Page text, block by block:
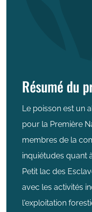
Résumé du
Le poisson est un
pour la Première
membres de la
inquiétudes quant
Petit lac des
avec les activités
l'exploitation